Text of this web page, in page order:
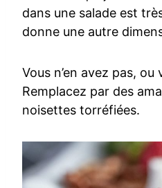
dans une salade est
donne une autre
Vous n’en avez pas, ou
Remplacez par des
noisettes torréfiées.